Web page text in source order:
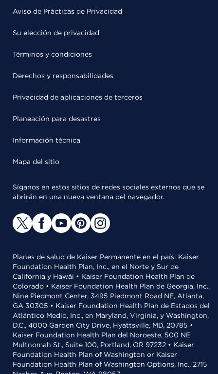
Aviso de Prácticas de Privacidad
Su elección de privacidad
Términos y condiciones
Derechos y responsabilidades
Privacidad de aplicaciones de terceros
Planeación para desastres
Información técnica
Mapa del sitio
Síganos en estos sitios de redes sociales externos que se
abrirán en una nueva ventana del navegador.
Planes de salud de Kaiser Permanente en el país: Kaiser
Foundation Health Plan, Inc., en el Norte y Sur de
California y Hawái • Kaiser Foundation Health Plan de
Colorado • Kaiser Foundation Health Plan de Georgia, Inc.,
Nine Piedmont Center, 3495 Piedmont Road NE, Atlanta,
GA 30305 • Kaiser Foundation Health Plan de Estados del
Atlántico Medio, Inc., en Maryland, Virginia, y Washington,
D.C., 4000 Garden City Drive, Hyattsville, MD, 20785 •
Kaiser Foundation Health Plan del Noroeste, 500 NE
Multnomah St., Suite 100, Portland, OR 97232 • Kaiser
Foundation Health Plan of Washington or Kaiser
Foundation Health Plan of Washington Options, Inc., 2715